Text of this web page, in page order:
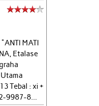
"ANTI MATI
Etalase
Tebal : xi +
9987-8...